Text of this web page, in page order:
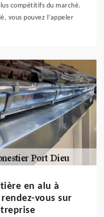
compétitifs du marché.
vous pouvez l’appeler
en alu à
vous sur